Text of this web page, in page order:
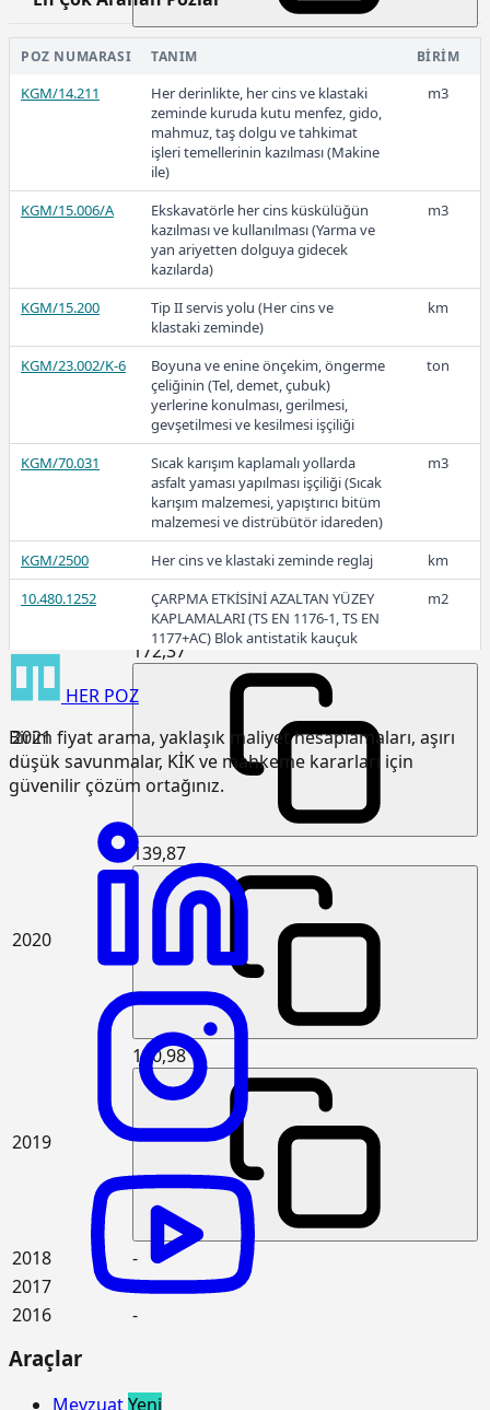
342,73
275,23
2022-1
263,75
2021
172,37
2020
139,87
2019
120,98
2018
-
2017
-
2016
-
77.145.1008
Alüminyum doğramaları kapı kolu
ve aynaları
POZ NUMARASI TANIM BIRIM
KGM/14.211
Her derinlikte, her cins ve klastaki
zeminde kuruda kutu menfez, gido,
mahmuz, taş dolgu ve tahkimat
işleri temellerinin kazılması (Makine
ile)
m3
KGM/15.006/A
Ekskavatörle her cins küskülüğün
kazılması ve kullanılması (Yarma ve
yan ariyetten dolguya gidecek
kazılarda)
m3
KGM/15.200
Tip II servis yolu (Her cins ve
klastaki zeminde)
km
KGM/23.002/K-6
Boyuna ve enine önçekim, öngerme
çeliğinin (Tel, demet, çubuk)
yerlerine konulması, gerilmesi,
gevşetilmesi ve kesilmesi işçiliği
ton
KGM/70.031
Sıcak karışım kaplamalı yollarda
asfalt yaması yapılması işçiliği (Sıcak
karışım malzemesi, yapıştırıcı bitüm
malzemesi ve distrübütör idareden)
m3
KGM/2500 Her cins ve klastaki zeminde reglaj
km
10.480.1252
ÇARPMA ETKİSİNİ AZALTAN YÜZEY
KAPLAMALARI (TS EN 1176-1, TS EN
1177+AC) Blok antistatik kauçuk
zemin kaplaması 3cm kalınlıkta
m2
15.120.1007
Makine ile patlayıcı madde
(Serbest kazı)
15.120.1101
Makine ile her derinlik ve her
genişlikte yumuşak ve sert toprak
kazılması (Derin kazı)
Makine ile her derinlik ve her
genişlikte yumuşak ve sert
küskülük kazılması (Derin kazı)
15.120.1107
Makine ile patlayıcı madde
kullanmadan her derinlik ve her
genişlikte sert kaya kazılması (Derin
kazı)
Çakıl temin edilerek, drenaj
yapılması
Beton santralinde üretilen veya
satın alınan ve beton pompasıyla
basılan, C 25/30 basınç dayanım
sınıfında, gri renkte, normal hazır
beton dökülmesi (beton nakli dahil)
15.150.1006
Beton santralinde üretilen veya
satın alınan ve beton pompasıyla
basılan, C 30/37 basınç dayanım
sınıfında, gri renkte, normal hazır
beton dökülmesi (beton nakli dahil)
15.165.1001
mütemadi kirişler, basit olarak
HER POZ
Birim fiyat arama, yaklaşık maliyet hesaplamaları, aşırı
düşük savunmalar, KİK ve mahkeme kararları için
güvenilir çözüm ortağınız.
Araçlar
MevzuatYeni